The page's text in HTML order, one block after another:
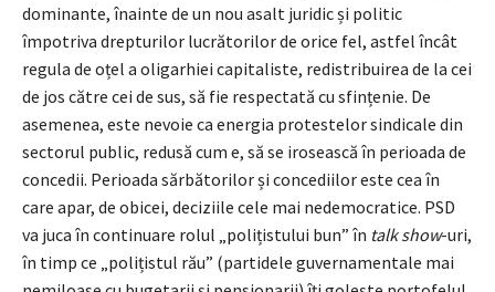
dominante, înainte de un nou asalt juridic și politic
împotriva drepturilor lucrătorilor de orice fel, astfel încât
regula de oțel a oligarhiei capitaliste, redistribuirea de la cei
de jos către cei de sus, să fie respectată cu sfințenie. De
asemenea, este nevoie ca energia protestelor sindicale din
sectorul public, redusă cum e, să se irosească în perioada de
concedii. Perioada sărbătorilor și concediilor este cea în
care apar, de obicei, deciziile cele mai nedemocratice. PSD
va juca în continuare rolul „polițistului bun” în talk show-uri,
în timp ce „polițistul rău” (partidele guvernamentale mai